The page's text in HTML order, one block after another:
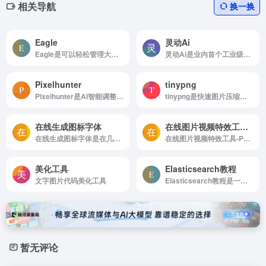
相关导航 换一换
Eagle
Eagle是可以轻松管理大量图片、视频、音频素材
灵动Ai
灵动Ai是业内首个工业级商品图AI生成工具
Pixelhunter
Pixelhunter是AI智能调整图片尺寸用于社交媒体平台发帖
tinypng
tinypng是快速图片压缩工具
在线生成图标字体
在线生成图标字体是在几秒钟内创建您的图标字体
在线图片视频特效工具-PHOTOMOSH
在线图片视频特效工具-PHOTOMOSH是这是个很强大的工具，它，并可以多特效叠加，效果相当给力！...
美化工具
文字图片代码美化工具
Elasticsearch教程
Elasticsearch教程是一个实时的分布式搜索分析引擎
暂无评论